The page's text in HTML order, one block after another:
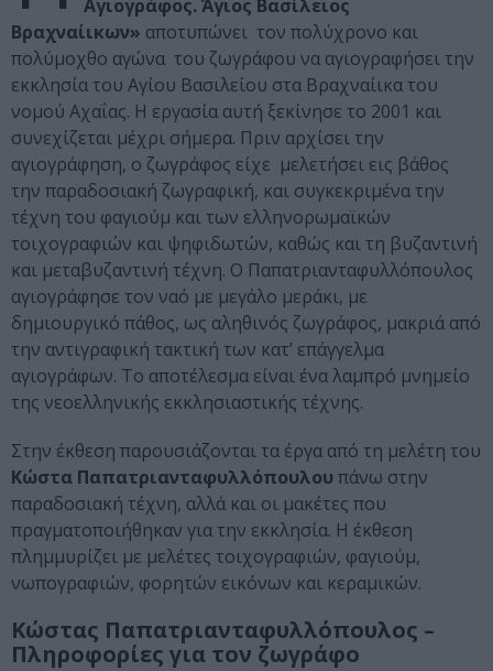
Αγιογράφος. Άγιος Βασίλειος
Βραχναίικων» αποτυπώνει τον πολύχρονο και
πολύμοχθο αγώνα του ζωγράφου να αγιογραφήσει την
εκκλησία του Αγίου Βασιλείου στα Βραχναίικα του
νομού Αχαΐας. Η εργασία αυτή ξεκίνησε το 2001 και
συνεχίζεται μέχρι σήμερα. Πριν αρχίσει την
αγιογράφηση, ο ζωγράφος είχε μελετήσει εις βάθος
την παραδοσιακή ζωγραφική, και συγκεκριμένα την
τέχνη του φαγιούμ και των ελληνορωμαϊκών
τοιχογραφιών και ψηφιδωτών, καθώς και τη βυζαντινή
και μεταβυζαντινή τέχνη. Ο Παπατριανταφυλλόπουλος
αγιογράφησε τον ναό με μεγάλο μεράκι, με
δημιουργικό πάθος, ως αληθινός ζωγράφος, μακριά από
την αντιγραφική τακτική των κατ’ επάγγελμα
αγιογράφων. Το αποτέλεσμα είναι ένα λαμπρό μνημείο
της νεοελληνικής εκκλησιαστικής τέχνης.
Στην έκθεση παρουσιάζονται τα έργα από τη μελέτη του
Κώστα Παπατριανταφυλλόπουλου πάνω στην
παραδοσιακή τέχνη, αλλά και οι μακέτες που
πραγματοποιήθηκαν για την εκκλησία. Η έκθεση
πλημμυρίζει με μελέτες τοιχογραφιών, φαγιούμ,
νωπογραφιών, φορητών εικόνων και κεραμικών.
Κώστας Παπατριανταφυλλόπουλος –
Πληροφορίες για τον ζωγράφο